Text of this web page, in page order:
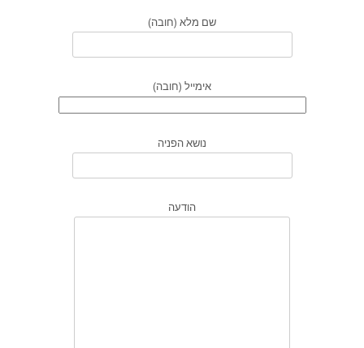
שם מלא (חובה)
אימייל (חובה)
נושא הפניה
הודעה